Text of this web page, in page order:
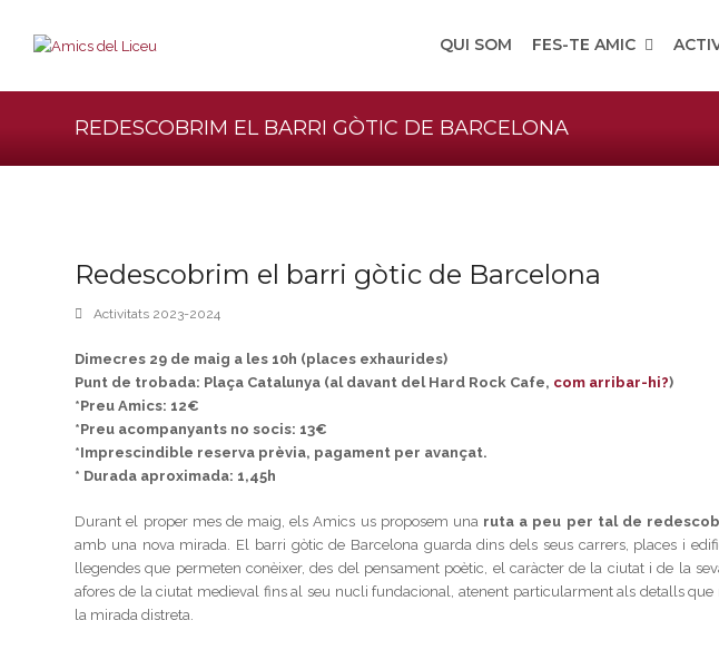
QUI SOM FES-TE AMIC
REDESCOBRIM EL BARRI GÒTIC DE BARCELONA
Redescobrim el barri gòtic de Barcelona
Activitats 2023-2024
Dimecres 29 de maig a les 10h (places exhaurides)
Punt de trobada: Plaça Catalunya (al davant del Hard Rock Cafe, com arribar-hi?)
*Preu Amics: 12€
*Preu acompanyants no socis: 13€
*Imprescindible reserva prèvia, pagament per avançat.
* Durada aproximada: 1,45h
Durant el proper mes de maig, els Amics us proposem una ruta a peu per tal de
amb una nova mirada. El barri gòtic de Barcelona guarda dins dels seus carrers, places i
llegendes que permeten conèixer, des del pensament poètic, el caràcter de la ciutat i de la
afores de la ciutat medieval fins al seu nucli fundacional, atenent particularmentals detalls que
la mirada distreta.